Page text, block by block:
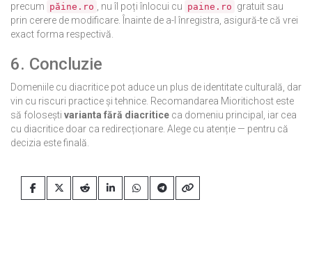
precum păine.ro , nu îl poți înlocui cu paine.ro gratuit sau
prin cerere de modificare. Înainte de a-l înregistra, asigură-te că vrei
exact forma respectivă.
6. Concluzie
Domeniile cu diacritice pot aduce un plus de identitate culturală, dar
vin cu riscuri practice și tehnice. Recomandarea Mioritichost este
să folosești varianta fără diacritice ca domeniu principal, iar cea
cu diacritice doar ca redirecționare. Alege cu atenție — pentru că
decizia este finală.